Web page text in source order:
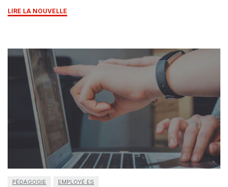
LIRE LA NOUVELLE
PÉDAGOGIE EMPLOYÉ·ES